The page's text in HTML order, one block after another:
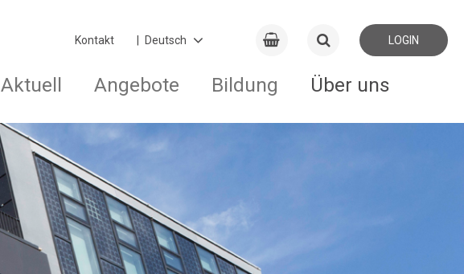
Kontakt LOGIN
Aktuell Angebote Bildung Über uns